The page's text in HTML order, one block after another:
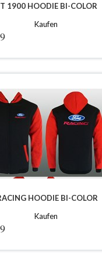
1900 HOODIE BI-COLOR
Kaufen
HOODIE BI-COLOR
Kaufen